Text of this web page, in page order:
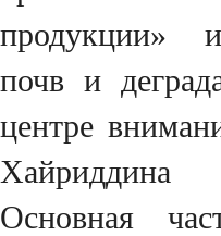
продукции»
почв и
центре
Основная